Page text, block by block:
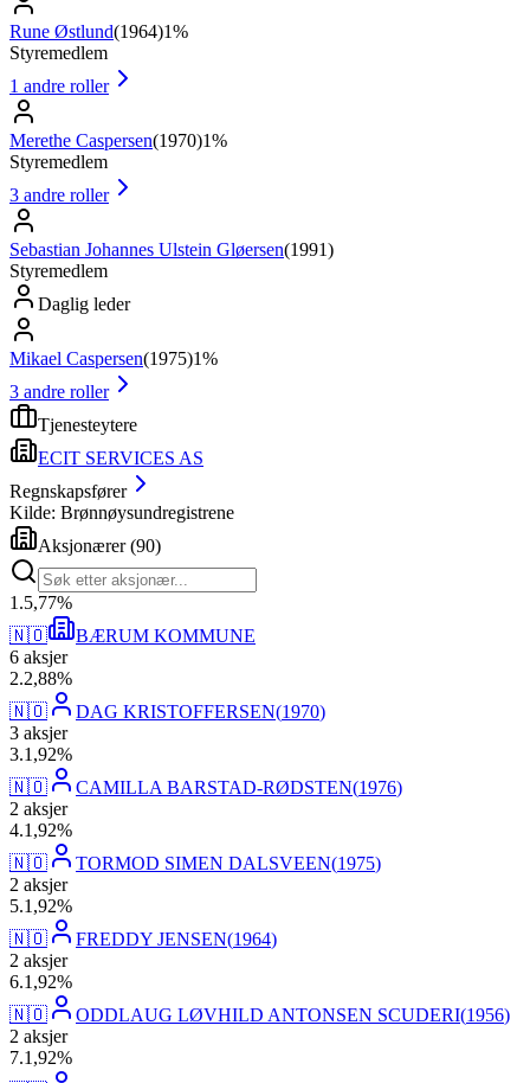
Rune Østlund(1964)1%
Styremedlem
1 andre roller
Merethe Caspersen(1970)1%
Styremedlem
3 andre roller
Sebastian Johannes Ulstein Gløersen(1991)
Styremedlem
Daglig leder
Mikael Caspersen(1975)1%
3 andre roller
Tjenesteytere
ECIT SERVICES AS
Regnskapsfører
Kilde: Brønnøysundregistrene
Aksjonærer(90)
1 .5,77%
🇳🇴
BÆRUM KOMMUNE
6 aksjer
2.2,88%
🇳🇴
DAG KRISTOFFERSEN(1970)
3 aksjer
3.1,92%
🇳🇴
CAMILLA BARSTAD-RØDSTEN(1976)
2 aksjer
4.1,92%
🇳🇴
TORMOD SIMEN DALSVEEN(1975)
2 aksjer
5.1,92%
🇳🇴
FREDDY JENSEN(1964)
2 aksjer
6.1,92%
🇳🇴
ODDLAUG LØVHILD ANTONSEN SCUDERI(1956)
2 aksjer
7.1,92%